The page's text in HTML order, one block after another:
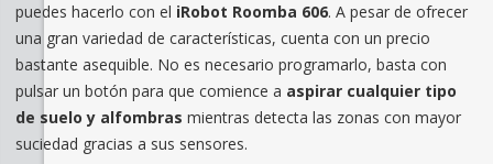
puedes hacerlo con el iRobot Roomba 606. A pesar de ofrecer
una gran variedad de características, cuenta con un precio
bastante asequible. No es necesario programarlo, basta con
pulsar un botón para que comience a aspirar cualquier tipo
de suelo y alfombras mientras detecta las zonas con mayor
suciedad gracias a sus sensores.